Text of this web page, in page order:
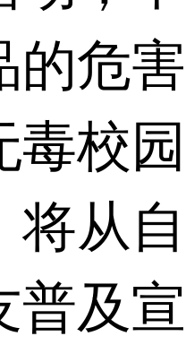
的危
毒校
将从
普及